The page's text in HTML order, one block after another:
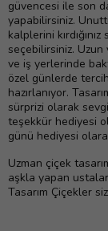
güvencesi ile son
yapabilirsiniz.
kalplerini
seçebilirsiniz. Uzun
ve iş yerlerinde
özel günlerde
hazırlanıyor.
sürprizi olarak
teşekkür hediyesi
günü hediyesi
Uzman çiçek
aşkla yapan
Tasarım Çiçekler